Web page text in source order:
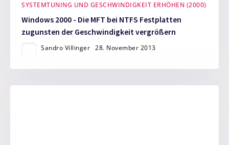
SYSTEMTUNING UND GESCHWINDIGKEIT ERHÖHEN (2000)
Windows 2000 - Die MFT bei NTFS Festplatten
zugunsten der Geschwindigkeit vergrößern
Sandro Villinger 28. November 2013